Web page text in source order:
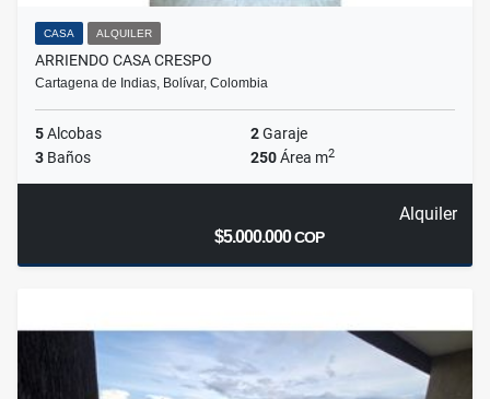
CASA ALQUILER
ARRIENDO CASA CRESPO
Cartagena de Indias, Bolívar, Colombia
5Alcobas 2Garaje
3 Baños 250Área m2
Alquiler
$5.000.000COP